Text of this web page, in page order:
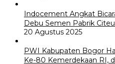
Indocement Angkat
Debu Semen Pabrik
20 Agustus 2025
PWI Kabupaten Bogor
Ke-80 Kemerdekaan RI,